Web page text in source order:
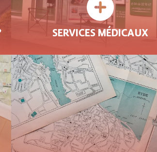
SERVICES MÉDICAUX